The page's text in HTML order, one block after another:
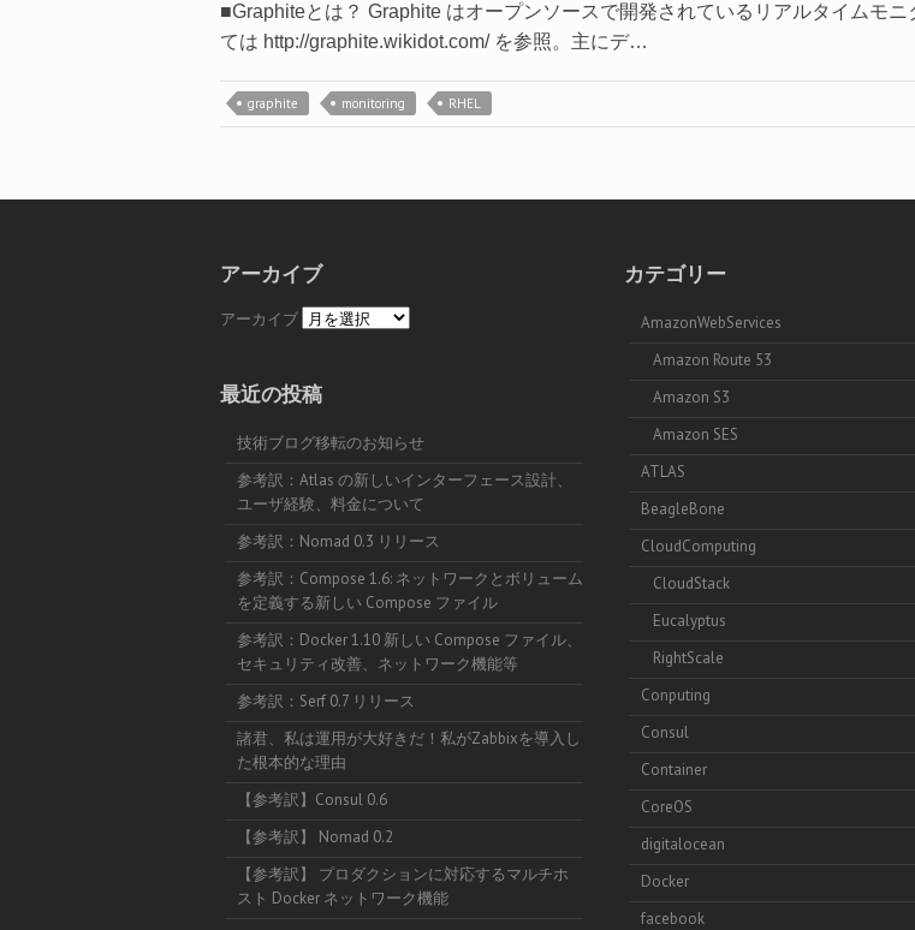
■Graphiteとは？ Graphite はオープンソースで開発されているリアルタイムモ
ては http://graphite.wikidot.com/ を参照。主にデ…
graphite monitoring RHEL
アーカイブ
アーカイブ
最近の投稿
技術ブログ移転のお知らせ
参考訳：Atlas の新しいインターフェース設計、
ユーザ経験、料金について
参考訳：Nomad 0.3 リリース
参考訳：Compose 1.6: ネットワークとボリューム
を定義する新しい Compose ファイル
参考訳：Docker 1.10 新しい Compose ファイル、
セキュリティ改善、ネットワーク機能等
参考訳：Serf 0.7 リリース
諸君、私は運用が大好きだ！私がZabbixを導入し
た根本的な理由
【参考訳】Consul 0.6
【参考訳】 Nomad 0.2
【参考訳】 プロダクションに対応するマルチホ
スト Docker ネットワーク機能
カテゴリー
AmazonWebServices
Amazon Route 53
Amazon S3
Amazon SES
ATLAS
BeagleBone
CloudComputing
CloudStack
Eucalyptus
RightScale
Conputing
Consul
Container
CoreOS
digitalocean
Docker
facebook